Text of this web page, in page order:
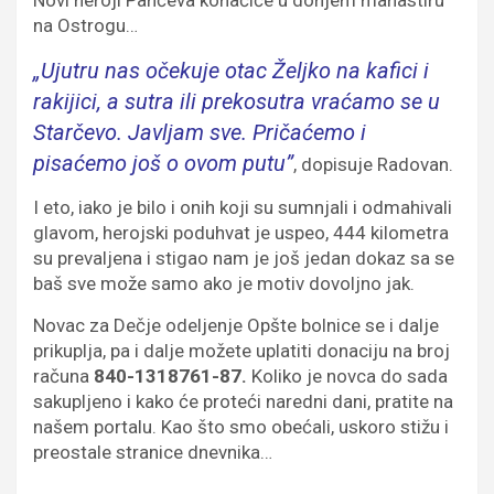
na Ostrogu…
„Ujutru nas očekuje otac Željko na kafici i
rakijici, a sutra ili prekosutra vraćamo se u
Starčevo. Javljam sve. Pričaćemo i
pisaćemo još o ovom putu”, dopisuje Radovan.
I eto, iako je bilo i onih koji su sumnjali i odmahivali
glavom, herojski poduhvat je uspeo, 444 kilometra
su prevaljena i stigao nam je još jedan dokaz sa se
baš sve može samo ako je motiv dovoljno jak.
Novac za Dečje odeljenje Opšte bolnice se i dalje
prikuplja, pa i dalje možete uplatiti donaciju na broj
računa 840-1318761-87. Koliko je novca do sada
sakupljeno i kako će proteći naredni dani, pratite na
našem portalu. Kao što smo obećali, uskoro stižu i
preostale stranice dnevnika…